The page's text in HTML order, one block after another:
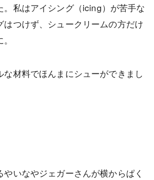
。私はアイシング（icing）が苦手な
はつけず、シュークリームの方だけ
な材料でほんまにシューができまし
いなやジェガーさんが横からぱく